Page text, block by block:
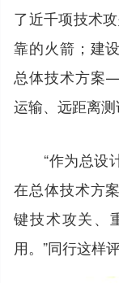
了近千项技术
靠的火箭；建
总体技术方案
运输、远距离
“作为总设计
在总体技术方
键技术攻关、
用。”同行这样评